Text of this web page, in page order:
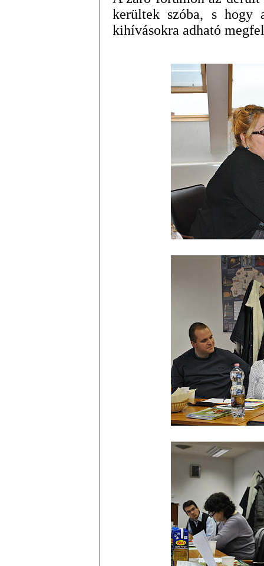
kerültek szóba, s hogy
kihívásokra adható